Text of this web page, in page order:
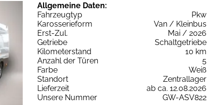
Allgemeine Daten:
Fahrzeugtyp
Pkw
Karosserieform
Van / Kleinbus
Erst-Zul.
Mai / 2026
Getriebe
Schaltgetriebe
Kilometerstand
10 km
Anzahl der Türen
5
Farbe
Weiß
Standort
Zentrallager
Lieferzeit
ab ca. 12.08.2026
Unsere Nummer
GW-ASV822